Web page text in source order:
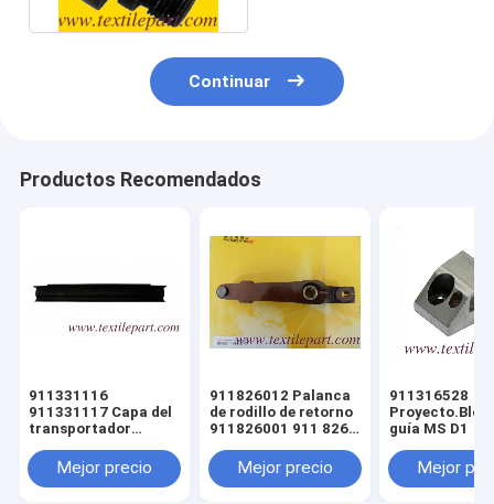
Continuar
Productos Recomendados
911331116
911331117 Capa del
transportador
hilo
Mejor precio
911826012 Palanca
de rodillo de retorno
911826001 911 826
Mejor precio
911316528
guía MS D1
Mejor